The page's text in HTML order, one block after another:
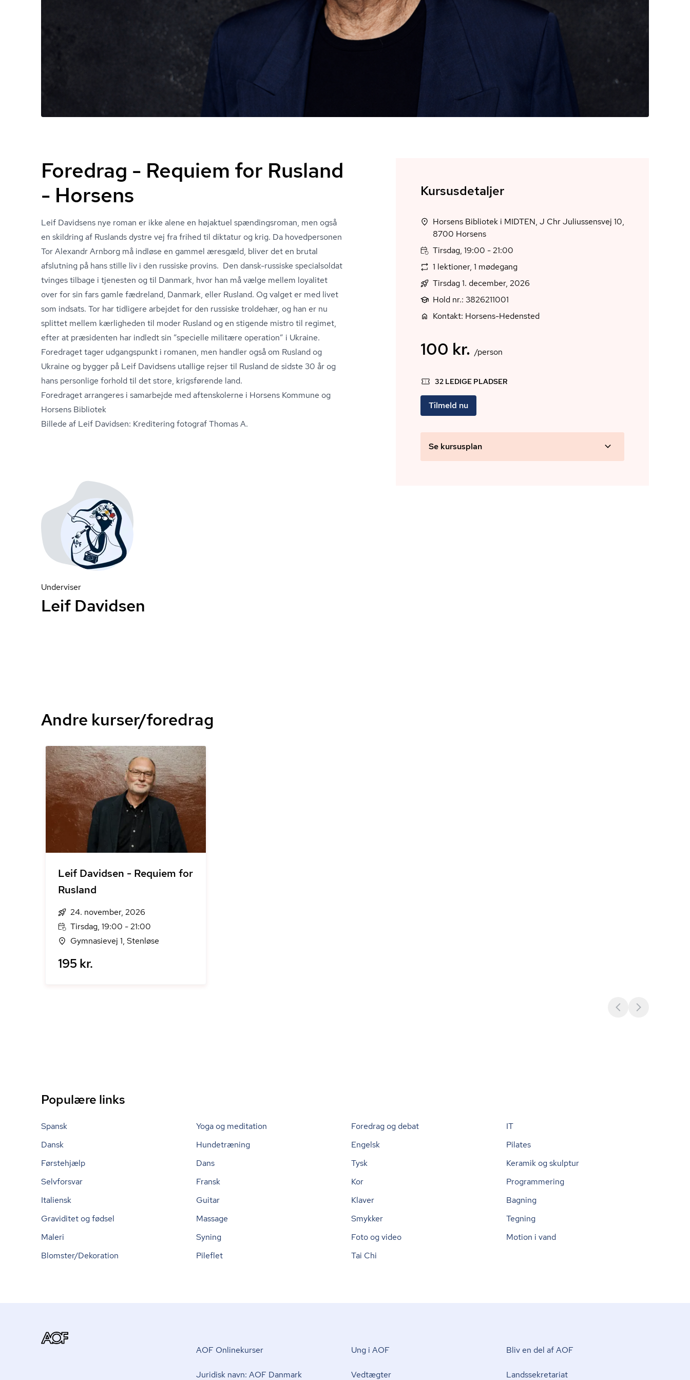
Foredrag - Requiem for Rusland
- Horsens
Leif Davidsens nye roman er ikke alene en højaktuel spændingsroman, men også
en skildring af Ruslands dystre vej fra frihed til diktatur og krig. Da hovedpersonen
Tor Alexandr Arnborg må indløse en gammel æresgæld, bliver det en brutal
afslutning på hans stille liv i den russiske provins. Den dansk-russiske specialsoldat
tvinges tilbage i tjenesten og til Danmark, hvor han må vælge mellem loyalitet
over for sin fars gamle fædreland, Danmark, eller Rusland. Og valget er med livet
som indsats. Tor har tidligere arbejdet for den russiske troldehær, og han er nu
splittet mellem kærligheden til moder Rusland og en stigende mistro til regimet,
efter at præsidenten har indledt sin ”specielle militære operation” i Ukraine.
Foredraget tager udgangspunkt i romanen, men handler også om Rusland og
Ukraine og bygger på Leif Davidsens utallige rejser til Rusland de sidste 30 år og
hans personlige forhold til det store, krigsførende land.
Foredraget arrangeres i samarbejde med aftenskolerne i Horsens Kommune og
Horsens Bibliotek
Billede af Leif Davidsen: Kreditering fotograf Thomas A.
Kursusdetaljer
Horsens Bibliotek i MIDTEN, J Chr Juliussensvej 10,
8700 Horsens
Tirsdag, 19:00 - 21:00
1 lektioner, 1 mødegang
Tirsdag 1. december, 2026
Hold nr.: 3826211001
Kontakt: Horsens-Hedensted
100 kr. /person
32 LEDIGE PLADSER
Tilmeld nu
Se kursusplan
Underviser
Leif Davidsen
Andre kurser/foredrag
Leif Davidsen - Requiem for
Rusland
24. november, 2026
Tirsdag, 19:00 - 21:00
Gymnasievej 1, Stenløse
195 kr.
Populære links
Spansk Yoga og meditation Foredrag og debat
IT
Dansk
Hundetræning Engelsk
Pilates
Førstehjælp
Dans Tysk
Keramik og skulptur
Selvforsvar
Fransk Kor
Programmering
Italiensk
Guitar Klaver
Bagning
Graviditet og fødsel
Massage Smykker
Tegning
Maleri
Syning Foto og video
Motion i vand
Blomster/Dekoration
Pileflet Tai Chi
AOF Onlinekurser
Juridisk navn: AOF Danmark
Ung i AOF
Vedtægter
Bliv en del af AOF
Lands­se­kre­ta­ri­at